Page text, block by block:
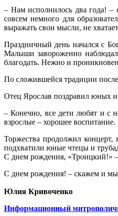
– Нам исполнилось два года! –
совсем немного для
выражать свои мысли, не
Праздничный день начался с
Малыши завороженно
благодать. Нежно и
По сложившейся традиции
Отец Ярослав поздравил юных и
– Конечно, все дети любят и с
взрослые – хорошее воспитание.
Торжества продолжил
подхватили юные чтецы и
С днем рождения, «Троицкий!» –
С днем рождения! – скажем и мы
Юлия Кривоченко
Информационный